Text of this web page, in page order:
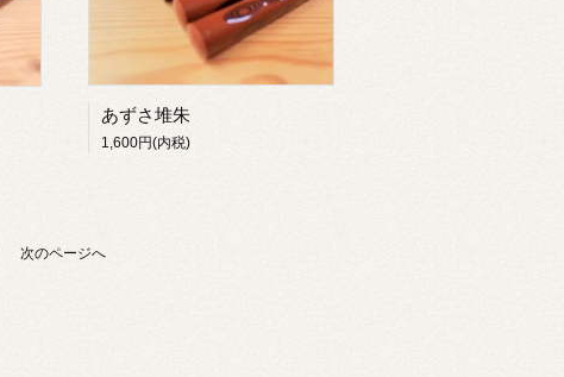
あずさ堆朱
1,600円(内税)
次のページへ